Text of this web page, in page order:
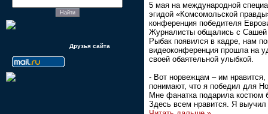
Друзья сайта
5 мая на международной
эгидой «Комсомольской
конференция победителя
Журналисты общались с Сашей
Рыбак появился в кадре, нам
видеоконференция прошла на
своей обаятельной улыбкой.
- Вот норвежцам – им
понимают, что я победил для
Мне фанатка подарила костюм
Здесь всем нравится. Я